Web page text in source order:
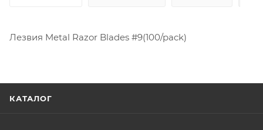
Лезвия Metal Razor Blades #9(100/pack)
КАТАЛОГ